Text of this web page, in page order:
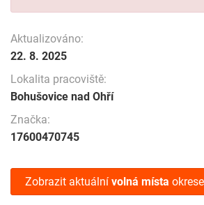
Aktualizováno:
22. 8. 2025
Lokalita pracoviště:
Bohušovice nad Ohří
Značka:
17600470745
Zobrazit aktuální volná místa okrese